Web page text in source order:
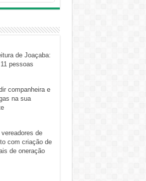
de Joaçaba:
pessoas
companheira e
na sua
de
com criação de
de oneração